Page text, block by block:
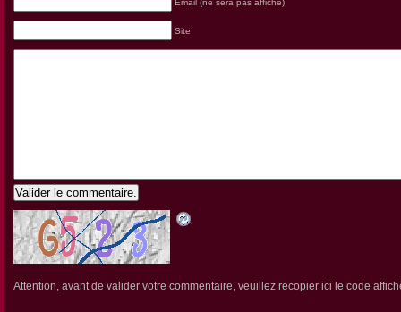
Email (ne sera pas affiché)
Site
Valider le commentaire.
Attention, avant de valider votre commentaire, veuillez recopier ici le code